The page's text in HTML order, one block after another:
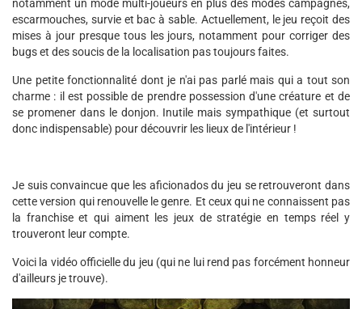
notamment un mode multi-joueurs en plus des modes campagnes,
escarmouches, survie et bac à sable. Actuellement, le jeu reçoit des
mises à jour presque tous les jours, notamment pour corriger des
bugs et des soucis de la localisation pas toujours faites.
Une petite fonctionnalité dont je n'ai pas parlé mais qui a tout son
charme : il est possible de prendre possession d'une créature et de
se promener dans le donjon. Inutile mais sympathique (et surtout
donc indispensable) pour découvrir les lieux de l'intérieur !
Je suis convaincue que les aficionados du jeu se retrouveront dans
cette version qui renouvelle le genre. Et ceux qui ne connaissent pas
la franchise et qui aiment les jeux de stratégie en temps réel y
trouveront leur compte.
Voici la vidéo officielle du jeu (qui ne lui rend pas forcément honneur
d'ailleurs je trouve).